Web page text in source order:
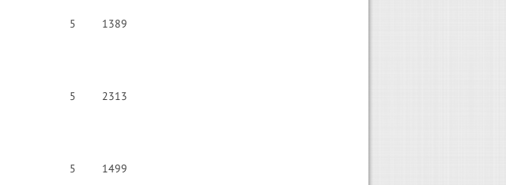
5 1389
5 2313
5 1499